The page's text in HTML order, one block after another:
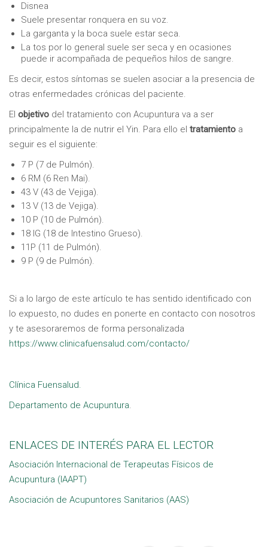
Disnea
Suele presentar ronquera en su voz.
La garganta y la boca suele estar seca.
La tos por lo general suele ser seca y en ocasiones
puede ir acompañada de pequeños hilos de sangre.
Es decir, estos síntomas se suelen asociar a la presencia de
otras enfermedades crónicas del paciente.
El objetivo del tratamiento con Acupuntura va a ser
principalmente la de nutrir el Yin. Para ello el tratamiento a
seguir es el siguiente:
7 P (7 de Pulmón).
6 RM (6 Ren Mai).
43 V (43 de Vejiga).
13 V (13 de Vejiga).
10 P (10 de Pulmón).
18 IG (18 de Intestino Grueso).
11P (11 de Pulmón).
9 P (9 de Pulmón).
Si a lo largo de este artículo te has sentido identificado con
lo expuesto, no dudes en ponerte en contacto con nosotros
y te asesoraremos de forma personalizada
https://www.clinicafuensalud.com/contacto/
Clínica Fuensalud.
Departamento de Acupuntura.
ENLACES DE INTERÉS PARA EL LECTOR
Asociación Internacional de Terapeutas Físicos de
Acupuntura (IAAPT)
Asociación de Acupuntores Sanitarios (AAS)